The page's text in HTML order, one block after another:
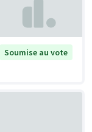
Soumise au vote